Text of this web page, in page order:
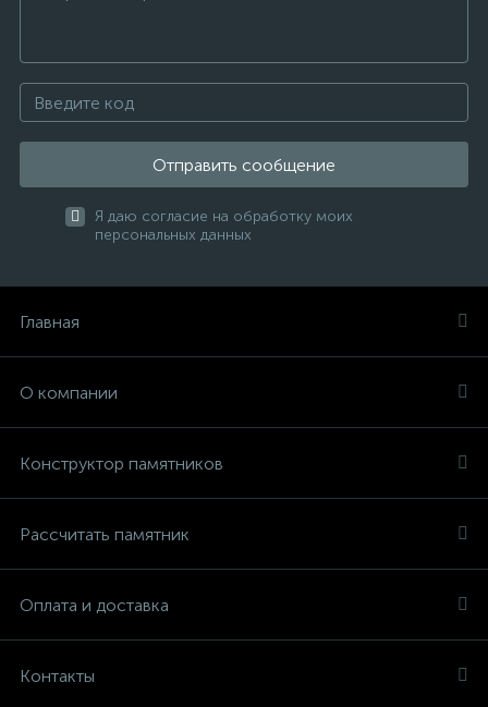
Отправить сообщение
Я даю согласие на обработку моих
персональных данных
Главная
О компании
Конструктор памятников
Рассчитать памятник
Оплата и доставка
Контакты